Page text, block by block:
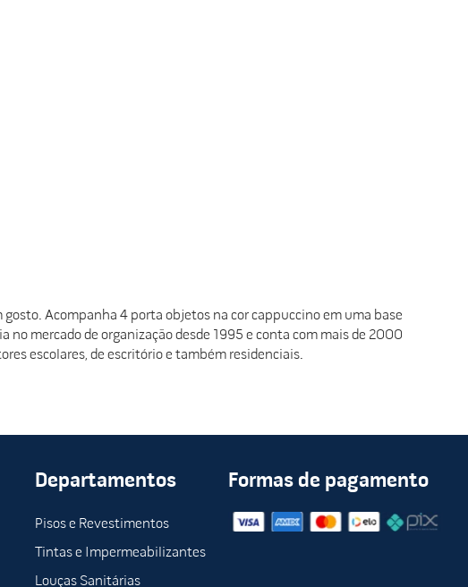
Acompanha 4 porta objetos na cor cappuccino em uma base
no mercado de organização desde 1995 e conta com mais de 2000
escolares, de escritório e também residenciais.
Departamentos
Pisos e Revestimentos
Tintas e Impermeabilizantes
Louças Sanitárias
Formas de pagamento